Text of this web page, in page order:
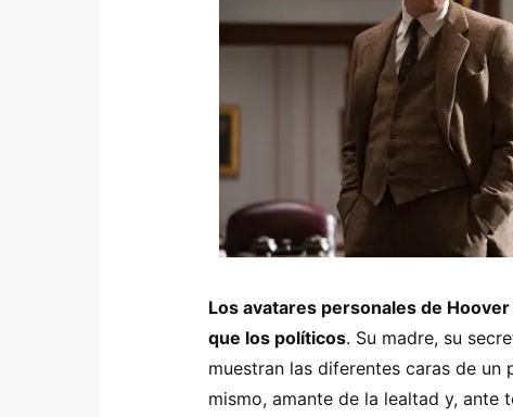
Los avatares personales de
que los políticos. Su madre, su
muestran las diferentes caras de
mismo, amante de la lealtad y, ante